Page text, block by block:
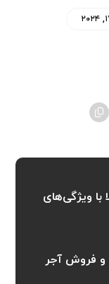
با ویژگی‌های
و فروش آجر